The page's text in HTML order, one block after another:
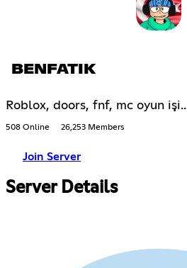
BENFATIK
Roblox, doors, fnf, mc oyun işi..
508 Online 26,253 Members
Join Server
Server Details